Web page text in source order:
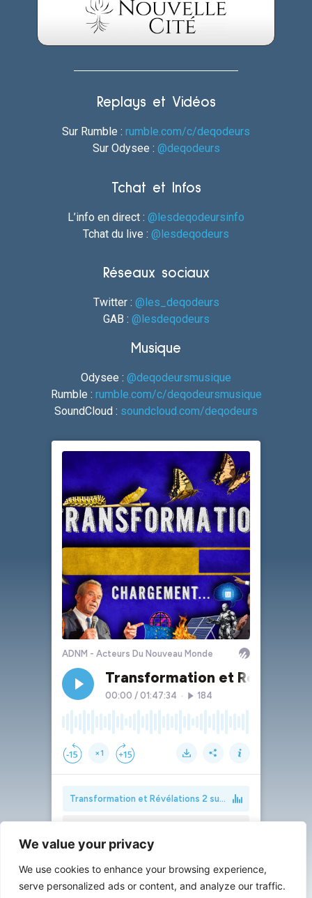
We value your privacy
We use cookies to enhance your browsing experience,
serve personalized ads or content, and analyze our traffic.
Replays et Vidéos
Sur Rumble : rumble.com/c/deqodeurs
Sur Odysee : @deqodeurs
Tchat et Infos
L’info en direct : @lesdeqodeursinfo
Tchat du live : @lesdeqodeurs
Réseaux sociaux
Twitter : @les_deqodeurs
GAB : @lesdeqodeurs
Musique
Odysee : @deqodeursmusique
Rumble : rumble.com/c/deqodeursmusique
SoundCloud : soundcloud.com/deqodeurs